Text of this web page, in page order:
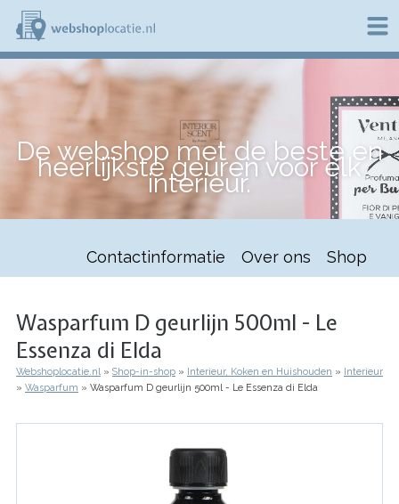
Overslaan
naar
de
inhoud
e
b
o
p
l
De webshop met de beste en
heerlijkste geuren voor elk
interieur.
Contactinformatie Over ons Shop
Wasparfum D geurlijn 500ml - Le
Essenza di Elda
Kruimelpad
Webshoplocatie.nl Shop-in-shop Interieur, Koken en Huishouden
Interieur
Wasparfum
Wasparfum D geurlijn 500ml - Le Essenza di Elda